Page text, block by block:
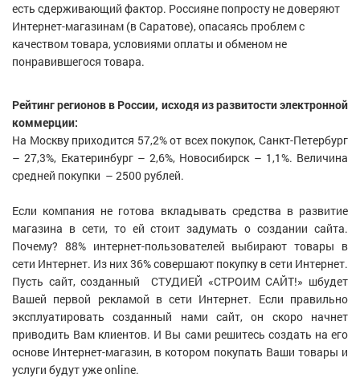
есть сдерживающий фактор. Россияне попросту не доверяют
Интернет-магазинам (в Саратове), опасаясь проблем с
качеством товара, условиями оплаты и обменом не
понравившегося товара.
Рейтинг регионов в России, исходя из развитости электронной
коммерции:
На Москву приходится 57,2% от всех покупок, Санкт-Петербург
– 27,3%, Екатеринбург – 2,6%, Новосибирск – 1,1%. Величина
средней покупки – 2500 рублей.
Если компания не готова вкладывать средства в развитие
магазина в сети, то ей стоит задумать о создании сайта.
Почему? 88% интернет-пользователей выбирают товары в
сети Интернет. Из них 36% совершают покупку в сети Интернет.
Пусть сайт, созданный СТУДИЕЙ «СТРОИМ САЙТ!» шбудет
Вашей первой рекламой в сети Интернет. Если правильно
эксплуатировать созданный нами сайт, он скоро начнет
приводить Вам клиентов. И Вы сами решитесь создать на его
основе Интернет-магазин, в котором покупать Ваши товары и
услуги будут уже online.